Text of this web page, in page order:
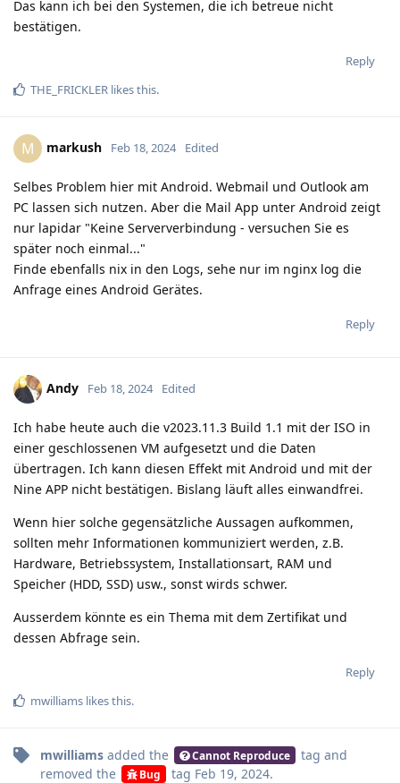
Das kann ich bei den Systemen, die ich betreue nicht
bestätigen.
Reply
THE_FRICKLER likes this.
M markush Feb 18, 2024 Edited
Selbes Problem hier mit Android. Webmail und Outlook am
PC lassen sich nutzen. Aber die Mail App unter Android zeigt
nur lapidar "Keine Serververbindung - versuchen Sie es
später noch einmal..."
Finde ebenfalls nix in den Logs, sehe nur im nginx log die
Anfrage eines Android Gerätes.
Reply
Andy Feb 18, 2024 Edited
Ich habe heute auch die v2023.11.3 Build 1.1 mit der ISO in
einer geschlossenen VM aufgesetzt und die Daten
übertragen. Ich kann diesen Effekt mit Android und mit der
Nine APP nicht bestätigen. Bislang läuft alles einwandfrei.
Wenn hier solche gegensätzliche Aussagen aufkommen,
sollten mehr Informationen kommuniziert werden, z.B.
Hardware, Betriebssystem, Installationsart, RAM und
Speicher (HDD, SSD) usw., sonst wirds schwer.
Ausserdem könnte es ein Thema mit dem Zertifikat und
dessen Abfrage sein.
Reply
mwilliams likes this.
mwilliams added the Cannot Reproduce tag and
removed the
Bug tag Feb 19, 2024.